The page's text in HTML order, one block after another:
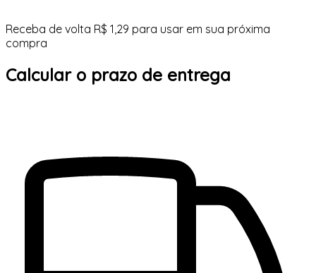
Receba de volta R$ 1,29 para usar em sua próxima
compra
Calcular o prazo de entrega